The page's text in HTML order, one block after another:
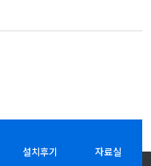
설치후기 자료실